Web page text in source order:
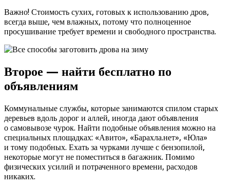
Важно! Стоимость сухих, готовых к использованию дров,
всегда выше, чем влажных, потому что полноценное
просушивание требует времени и свободного пространства.
Второе — найти бесплатно по
объявлениям
Коммунальные службы, которые занимаются спилом старых
деревьев вдоль дорог и аллей, иногда дают объявления
о самовывозе чурок. Найти подобные объявления можно на
специальных площадках: «Авито», «Барахла.нет», «Юла»
и тому подобных. Ехать за чурками лучше с бензопилой,
некоторые могут не поместиться в багажник. Помимо
физических усилий и потраченного времени, расходов
никаких.